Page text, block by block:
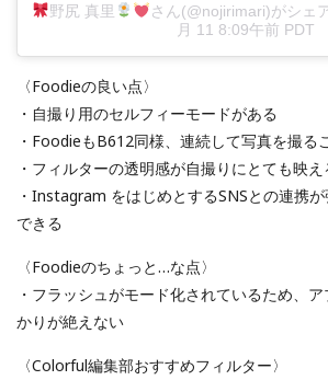
野尻 真里 さん(@nojirimari)がシェ
月 11 8:09午前 PDT
〈Foodieの良い点〉
・自撮り用のセルフィーモードがある
・FoodieもB612同様、連続して写真を撮る
・フィルターの透明感が自撮りにとても映え
・Instagram をはじめとするSNSとの連携
できる
〈Foodieのちょっと…な点〉
・フラッシュがモード化されているため、
かりが絶えない
〈Colorful編集部おすすめフィルター〉